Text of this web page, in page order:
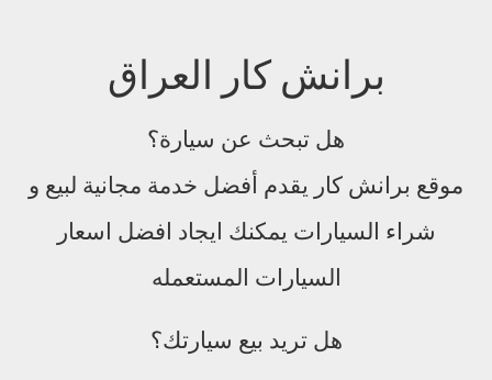
برانش كار العراق
هل تبحث عن سيارة؟
موقع برانش كار يقدم أفضل خدمة مجانية لبيع و
شراء السيارات يمكنك ايجاد افضل اسعار
السيارات المستعمله
هل تريد بيع سيارتك؟